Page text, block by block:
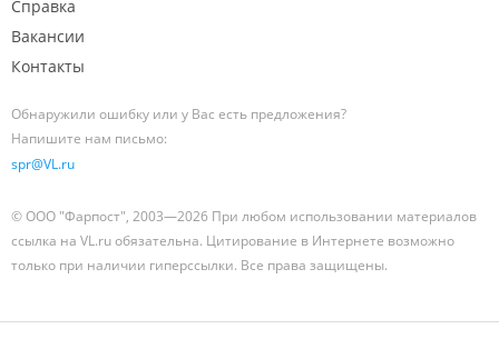
Справка
Вакансии
Контакты
Обнаружили ошибку или у Вас есть предложения?
Напишите нам письмо:
spr@VL.ru
© ООО "Фарпост", 2003—2026 При любом использовании материалов
ссылка на VL.ru обязательна. Цитирование в Интернете возможно
только при наличии гиперссылки. Все права защищены.